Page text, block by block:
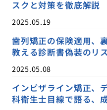
スクと対策を徹底解説
2025.05.19
歯列矯正の保険適用、
教える診断書偽装のリ
2025.05.08
インビザライン矯正、
科衛生士目線で語る、